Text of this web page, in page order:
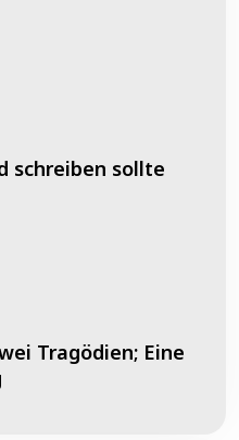
schreiben sollte
Tragödien; Eine